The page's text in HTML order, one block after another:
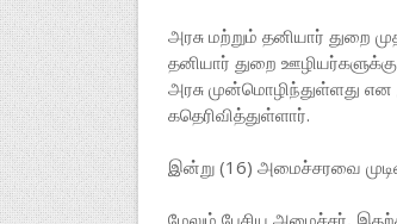
அரசு மற்றும் தனியார் துறை
தனியார் துறை
அரசு முன்மொழிந்துள்ளது
கதெரிவித்துள்ளார்.
இன்று (16) அமைச்சரவை
மேலும் பேசிய அமைச்சர்,